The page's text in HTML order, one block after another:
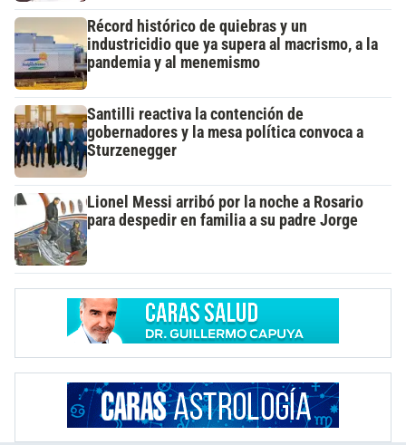
Récord histórico de quiebras y un
industricidio que ya supera al macrismo, a la
pandemia y al menemismo
Santilli reactiva la contención de
gobernadores y la mesa política convoca a
Sturzenegger
Lionel Messi arribó por la noche a Rosario
para despedir en familia a su padre Jorge